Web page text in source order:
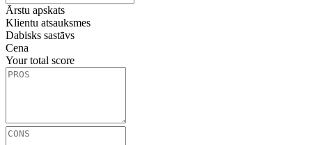
Ārstu apskats
Klientu atsauksmes
Dabisks sastāvs
Cena
Your total score